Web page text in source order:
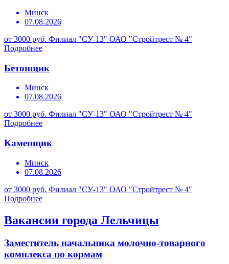
Минск
07.08.2026
от 3000 руб. Филиал "СУ-13" ОАО "Стройтрест № 4"
Подробнее
Бетонщик
Минск
07.08.2026
от 3000 руб. Филиал "СУ-13" ОАО "Стройтрест № 4"
Подробнее
Каменщик
Минск
07.08.2026
от 3000 руб. Филиал "СУ-13" ОАО "Стройтрест № 4"
Подробнее
Вакансии города Лельчицы
Заместитель начальника молочно-товарного
комплекса по кормам